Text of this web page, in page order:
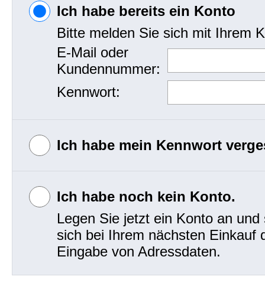
Beratung
Dessins
Schleifen
Krawatten
Westen
Ziertücher
Kummerbunde
Zur Kasse gehen
Mein Konto
Ich habe bereits ein Konto
Bitte melden Sie sich mit Ihrem
E-Mail oder
Kundennummer:
Kennwort:
Ich habe mein Kennwort
Ich habe noch kein Konto.
Legen Sie jetzt ein Konto an und
sich bei Ihrem nächsten Einkauf
Eingabe von Adressdaten.